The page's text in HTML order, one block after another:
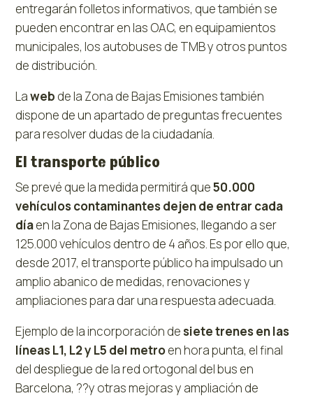
entregarán folletos informativos, que también se
pueden encontrar en las OAC, en equipamientos
municipales, los autobuses de TMB y otros puntos
de distribución.
Laweb de la Zona de Bajas Emisiones también
dispone de un apartado de preguntas frecuentes
para resolver dudas de la ciudadanía.
El transporte público
Se prevé que la medida permitirá que50.000
vehículos contaminantes dejen de entrar cada
díaen la Zona de Bajas Emisiones, llegando a ser
125.000 vehículos dentro de 4 años. Es por ello que,
desde 2017, el transporte público ha impulsado un
amplio abanico de medidas, renovaciones y
ampliaciones para dar una respuesta adecuada.
Ejemplo de la incorporación desiete trenes en las
líneas L1, L2 y L5 del metroen hora punta, el final
del despliegue de la red ortogonal del bus en
Barcelona, ??y otras mejoras y ampliación de